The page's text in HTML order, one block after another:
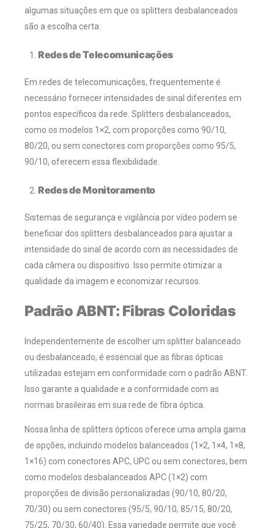
algumas situações em que os splitters desbalanceados
são a escolha certa:
Redes de Telecomunicações
Em redes de telecomunicações, frequentemente é
necessário fornecer intensidades de sinal diferentes em
pontos específicos da rede. Splitters desbalanceados,
como os modelos 1×2, com proporções como 90/10,
80/20, ou sem conectores com proporções como 95/5,
90/10, oferecem essa flexibilidade.
Redes de Monitoramento
Sistemas de segurança e vigilância por vídeo podem se
beneficiar dos splitters desbalanceados para ajustar a
intensidade do sinal de acordo com as necessidades de
cada câmera ou dispositivo. Isso permite otimizar a
qualidade da imagem e economizar recursos.
Padrão ABNT: Fibras Coloridas
Independentemente de escolher um splitter balanceado
ou desbalanceado, é essencial que as fibras ópticas
utilizadas estejam em conformidade com o padrão ABNT.
Isso garante a qualidade e a conformidade com as
normas brasileiras em sua rede de fibra óptica.
Nossa linha de splitters ópticos oferece uma ampla gama
de opções, incluindo modelos balanceados (1×2, 1×4, 1×8,
1×16) com conectores APC, UPC ou sem conectores, bem
como modelos desbalanceados APC (1×2) com
proporções de divisão personalizadas (90/10, 80/20,
70/30) ou sem conectores (95/5, 90/10, 85/15, 80/20,
75/25, 70/30, 60/40). Essa variedade permite que você